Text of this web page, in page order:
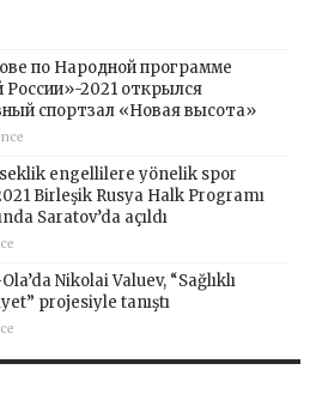
по Народной программе
России»-2021 открылся
спортзал «Новая высота»
engellilere yönelik spor
Birleşik Rusya Halk Programı
Saratov’da açıldı
Nikolai Valuev, “Sağlıklı
projesiyle tanıştı